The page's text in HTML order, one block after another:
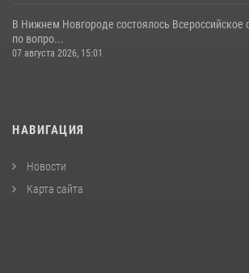
В Нижнем Новгороде состоялось Всероссийское
по вопро...
07 августа 2026, 15:01
НАВИГАЦИЯ
Новости
Карта сайта